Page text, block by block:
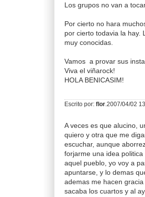
Los grupos no van a
Por cierto no hara
por cierto todavia la hay.
muy conocidas.
Vamos a provar sus
Viva el viñarock!
HOLA BENICASIM!
Escrito por: flor .2007/04/02
A veces es que alucino,
quiero y otra que me
escuchar, aunque
forjarme una idea
aquel pueblo, yo voy a
apuntarse, y lo demas
ademas me hacen
sacaba los cuartos y al